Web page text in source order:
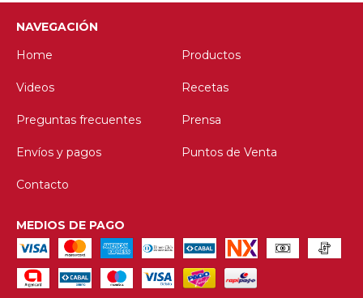
NAVEGACIÓN
Home
Productos
Videos Recetas
Preguntas frecuentes Prensa
Envíos y pagos Puntos de Venta
Contacto
MEDIOS DE PAGO